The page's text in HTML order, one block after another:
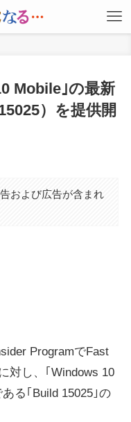
Mobile｣の最新
）を提供開
および広告が含まれ
ProgramでFast
対し、｢Windows 10
る｢Build 15025｣の